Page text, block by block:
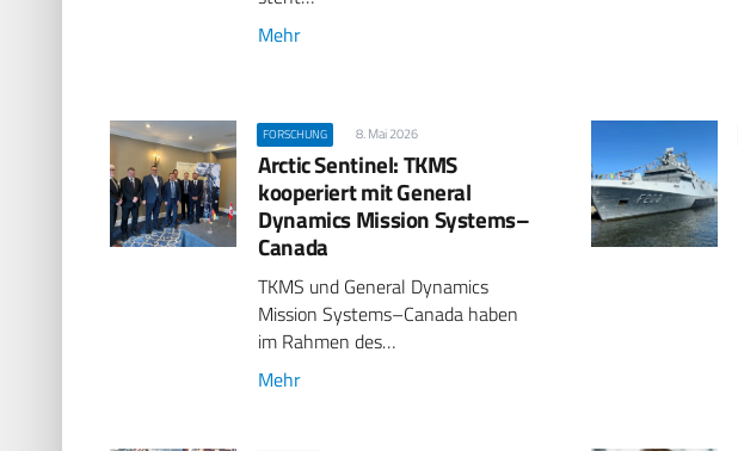
Mehr
FORSCHUNG 8. Mai 2026
Arctic Sentinel: TKMS
kooperiert mit General
Dynamics Mission Systems–
Canada
TKMS und General Dynamics
Mission Systems–Canada haben
im Rahmen des…
Mehr